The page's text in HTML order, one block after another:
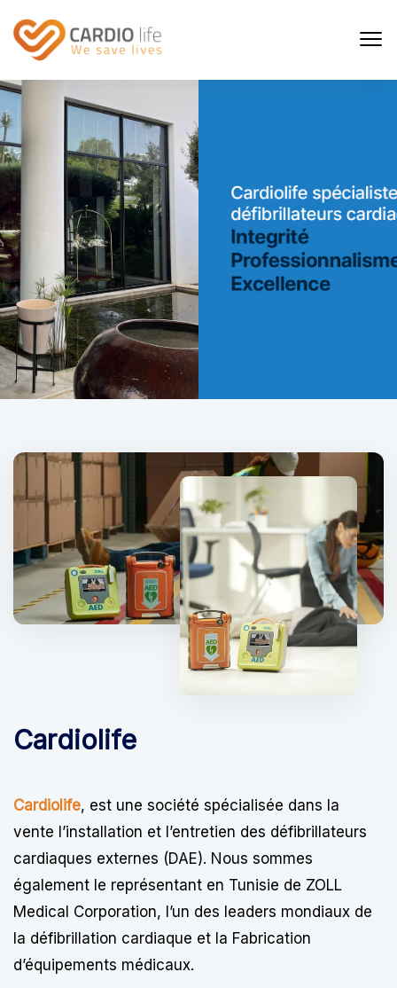
Cardiolife
Cardiolife, est une société spécialisée dans la
vente l’installation et l’entretien des défibrillateurs
cardiaques externes (DAE). Nous sommes
également le représentant en Tunisie de ZOLL
Medical Corporation, l’un des leaders mondiaux de
la défibrillation cardiaque et la Fabrication
d’équipements médicaux.